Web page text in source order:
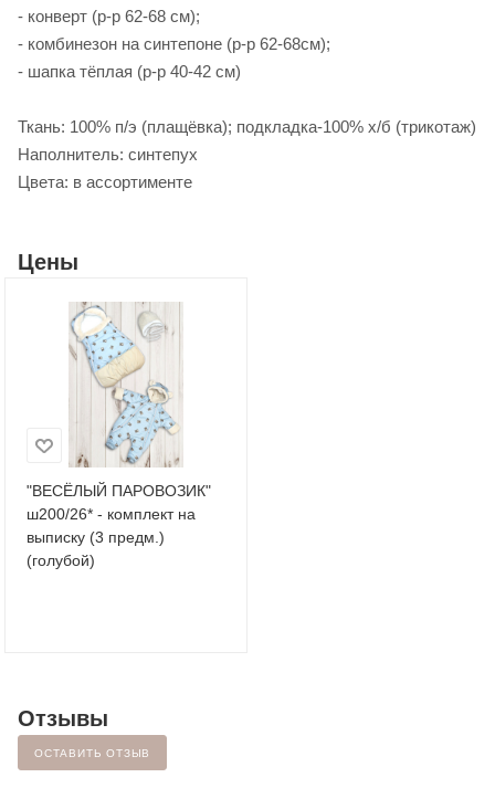
- конверт (р-р 62-68 см);
- комбинезон на синтепоне (р-р 62-68см);
- шапка тёплая (р-р 40-42 см)
Ткань: 100% п/э (плащёвка); подкладка-100% х/б (трикотаж)
Наполнитель: синтепух
Цвета: в ассортименте
Цены
"ВЕСЁЛЫЙ ПАРОВОЗИК"
ш200/26* - комплект на
выписку (3 предм.)
(голубой)
Отзывы
ОСТАВИТЬ ОТЗЫВ